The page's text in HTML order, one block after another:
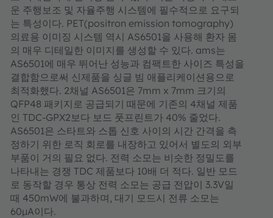
운 주행보조 및 자율주행 시스템에 필수적으로 요구되
는 특성이다. PET(positron emission tomography)
의료용 이미징 시스템 역시 AS6501을 사용해 환자 몸
의 매우 디테일한 이미지를 생성할 수 있다. ams는
AS6501에 매우 뛰어난 성능과 컴팩트한 사이즈 특성을
결합함으로써 신제품을 싱글 빔 애플리케이션용으로
최적화했다. 2채널 AS6501은 7mm x 7mm 크기의
QFP48 패키지로 공급되기 때문에 기존의 4채널 제품
인 TDC-GPX2보다 보드 풋프린트가 40% 줄었다.
AS6501은 스타트와 스톱 신호 사이의 시간 간격을 측
정하기 위한 로직 회로를 내장하고 있어서 별도의 외부
부품이 거의 필요 없다. 전력 소모는 비슷한 정밀도를
나타내는 경쟁 TDC 제품보다 10배 더 적다. 일반 모드
로 동작할 경우 통상 전력 소모는 공급 전압이 3.3V일
때 450mW에 불과하며, 대기 모드시 전류 소모는
60µA이다.